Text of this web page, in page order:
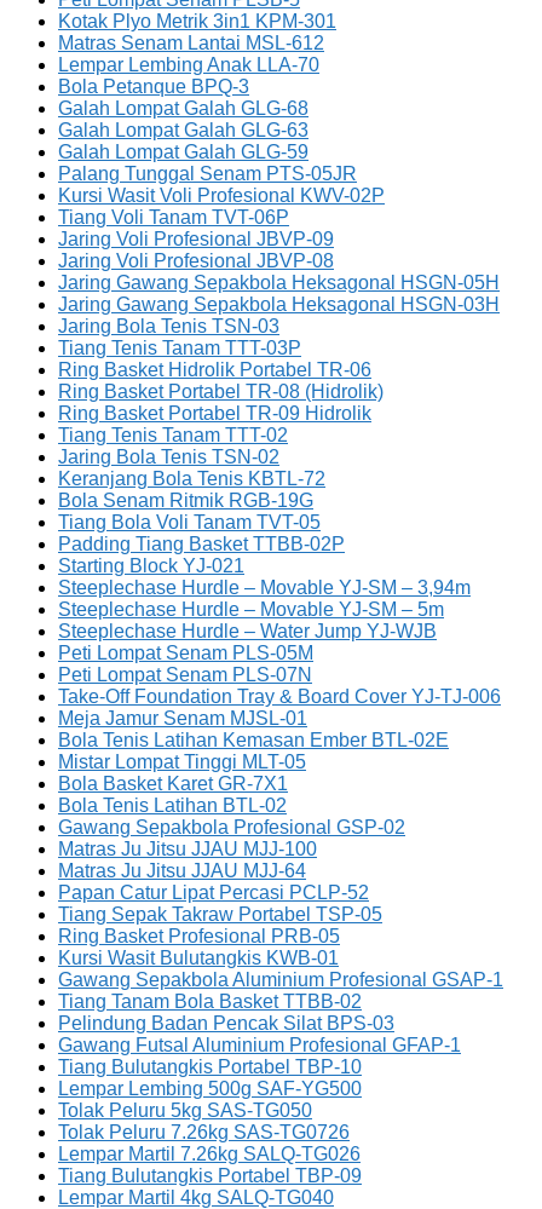
Kotak Plyo Metrik 3in1 KPM-301
Matras Senam Lantai MSL-612
Lempar Lembing Anak LLA-70
Bola Petanque BPQ-3
Galah Lompat Galah GLG-68
Galah Lompat Galah GLG-63
Galah Lompat Galah GLG-59
Palang Tunggal Senam PTS-05JR
Kursi Wasit Voli Profesional KWV-02P
Tiang Voli Tanam TVT-06P
Jaring Voli Profesional JBVP-09
Jaring Voli Profesional JBVP-08
Jaring Gawang Sepakbola Heksagonal HSGN-05H
Jaring Gawang Sepakbola Heksagonal HSGN-03H
Jaring Bola Tenis TSN-03
Tiang Tenis Tanam TTT-03P
Ring Basket Hidrolik Portabel TR-06
Ring Basket Portabel TR-08 (Hidrolik)
Ring Basket Portabel TR-09 Hidrolik
Tiang Tenis Tanam TTT-02
Jaring Bola Tenis TSN-02
Keranjang Bola Tenis KBTL-72
Bola Senam Ritmik RGB-19G
Tiang Bola Voli Tanam TVT-05
Padding Tiang Basket TTBB-02P
Starting Block YJ-021
Steeplechase Hurdle – Movable YJ-SM – 3,94m
Steeplechase Hurdle – Movable YJ-SM – 5m
Steeplechase Hurdle – Water Jump YJ-WJB
Peti Lompat Senam PLS-05M
Peti Lompat Senam PLS-07N
Take-Off Foundation Tray & Board Cover YJ-TJ-006
Meja Jamur Senam MJSL-01
Bola Tenis Latihan Kemasan Ember BTL-02E
Mistar Lompat Tinggi MLT-05
Bola Basket Karet GR-7X1
Bola Tenis Latihan BTL-02
Gawang Sepakbola Profesional GSP-02
Matras Ju Jitsu JJAU MJJ-100
Matras Ju Jitsu JJAU MJJ-64
Papan Catur Lipat Percasi PCLP-52
Tiang Sepak Takraw Portabel TSP-05
Ring Basket Profesional PRB-05
Kursi Wasit Bulutangkis KWB-01
Gawang Sepakbola Aluminium Profesional GSAP-1
Tiang Tanam Bola Basket TTBB-02
Pelindung Badan Pencak Silat BPS-03
Gawang Futsal Aluminium Profesional GFAP-1
Tiang Bulutangkis Portabel TBP-10
Lempar Lembing 500g SAF-YG500
Tolak Peluru 5kg SAS-TG050
Tolak Peluru 7.26kg SAS-TG0726
Lempar Martil 7.26kg SALQ-TG026
Tiang Bulutangkis Portabel TBP-09
Lempar Martil 4kg SALQ-TG040